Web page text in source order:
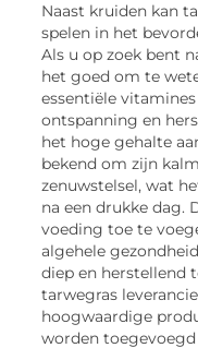
Naast kruiden kan
spelen in het
Als u op zoek bent
het goed om te
essentiële
ontspanning en
het hoge gehalte
bekend om zijn
zenuwstelsel, wat
na een drukke dag.
voeding toe te
algehele
diep en herstellend
tarwegras
hoogwaardige
worden